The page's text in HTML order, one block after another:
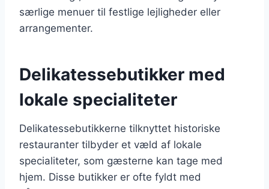
særlige menuer til festlige lejligheder eller
arrangementer.
Delikatessebutikker med
lokale specialiteter
Delikatessebutikkerne tilknyttet historiske
restauranter tilbyder et væld af lokale
specialiteter, som gæsterne kan tage med
hjem. Disse butikker er ofte fyldt med